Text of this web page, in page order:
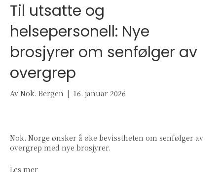
Til utsatte og
helsepersonell: Nye
brosjyrer om senfølger av
overgrep
Av Nok. Bergen | 16. januar 2026
Nok. Norge ønsker å øke bevisstheten om senfølger av
overgrep med nye brosjyrer.
Les mer